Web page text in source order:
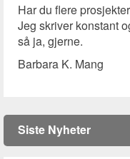
Har du flere
Jeg skriver konstant
så ja, gjerne.
Barbara K. Mang
Siste Nyheter